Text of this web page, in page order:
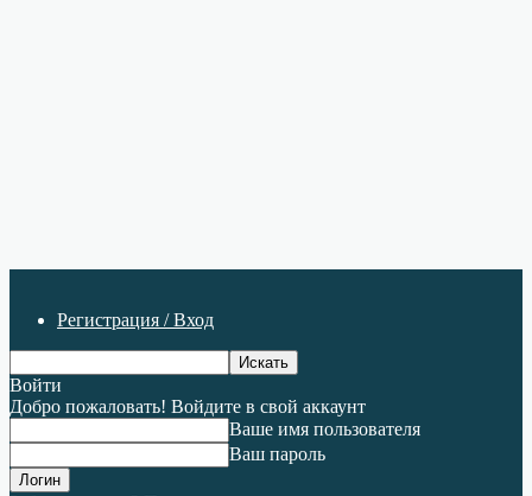
Регистрация / Вход
Войти
Добро пожаловать! Войдите в свой аккаунт
Ваше имя пользователя
Ваш пароль